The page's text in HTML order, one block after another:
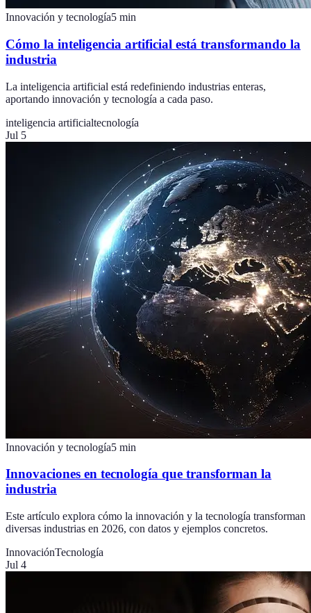
Innovación y tecnología5 min
Cómo la inteligencia artificial está transformando la
industria
La inteligencia artificial está redefiniendo industrias enteras,
aportando innovación y tecnología a cada paso.
inteligencia artificialtecnología
Jul 5
Innovación y tecnología5 min
Innovaciones en tecnología que transforman la
industria
Este artículo explora cómo la innovación y la tecnología transforman
diversas industrias en 2026, con datos y ejemplos concretos.
InnovaciónTecnología
Jul 4